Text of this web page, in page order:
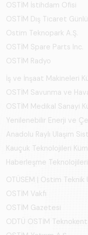
OSTİM İstihdam Ofisi
OSTİM Dış Ticaret
Ostim Teknopark A.Ş.
OSTİM Spare Parts Inc.
OSTİM Radyo
İş ve İnşaat Makineleri
OSTİM Savunma ve
OSTİM Medikal Sanayi
Yenilenebilir Enerji ve
Anadolu Raylı Ulaşım
Kauçuk Teknolojileri
Haberleşme
OTÜSEM | Ostim Teknik
OSTİM Vakfı
OSTİM Gazetesi
ODTÜ OSTİM Teknokent